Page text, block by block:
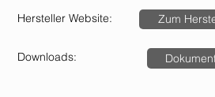
Hersteller Website: Zum
Downloads: